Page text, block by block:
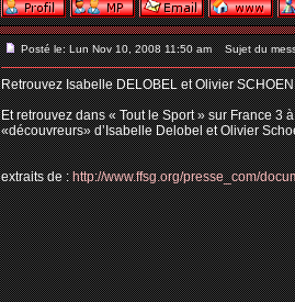
Posté le: Lun Nov 10, 2008 11:50 am Sujet du
Retrouvez Isabelle DELOBEL et Olivier
Et retrouvez dans « Tout le Sport » sur France 3
«découvreurs» d’Isabelle Delobel et Olivier
extraits de :http://www.ffsg.org/presse_com/